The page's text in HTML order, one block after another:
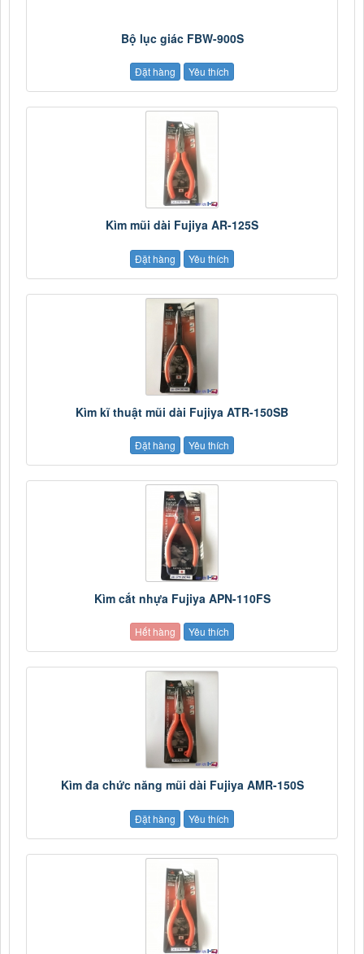
Bộ lục giác FBW-900S
Đặt hàng Yêu thích
Kìm mũi dài Fujiya AR-125S
Đặt hàng Yêu thích
Kìm kĩ thuật mũi dài Fujiya ATR-150SB
Đặt hàng Yêu thích
Kìm cắt nhựa Fujiya APN-110FS
Hết hàng Yêu thích
Kìm đa chức năng mũi dài Fujiya AMR-150S
Đặt hàng Yêu thích